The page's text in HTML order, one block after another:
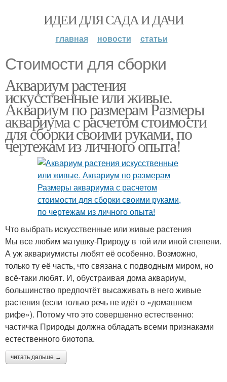
ИДЕИ ДЛЯ САДА И ДАЧИ
главная новости статьи
Стоимости для сборки
Аквариум растения
искусственные или живые.
Аквариум по размерам Размеры
аквариума с расчетом стоимости
для сборки своими руками, по
чертежам из личного опыта!
Что выбрать искусственные или живые растения
Мы все любим матушку-Природу в той или иной степени.
А уж аквариумисты любят её особенно. Возможно,
только ту её часть, что связана с подводным миром, но
всё-таки любят. И, обустраивая дома аквариум,
большинство предпочтёт высаживать в него живые
растения (если только речь не идёт о «домашнем
рифе»). Потому что это совершенно естественно:
частичка Природы должна обладать всеми признаками
естественного биотопа.
читать дальше →